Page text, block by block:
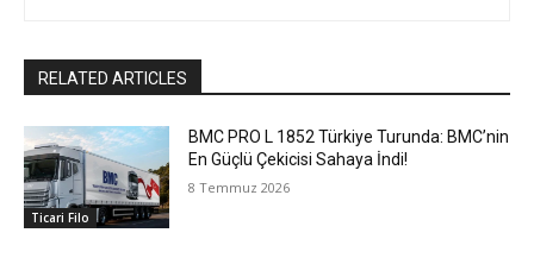
RELATED ARTICLES
Ticari Filo
BMC PRO L 1852 Türkiye Turunda: BMC’nin
En Güçlü Çekicisi Sahaya İndi!
8 Temmuz 2026